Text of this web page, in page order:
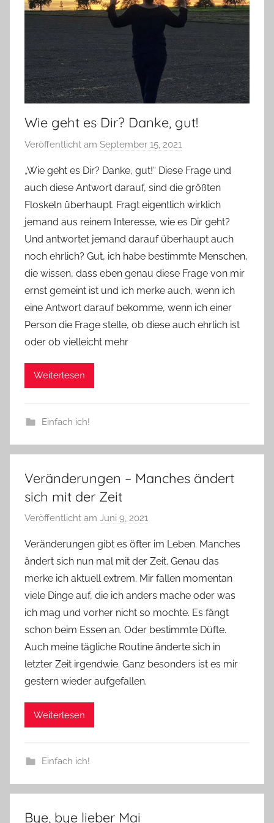
Wie geht es Dir? Danke, gut!
Veröffentlicht am September 15, 2021
n
Y
v
o
n
n
e
„Wie geht es Dir? Danke, gut!“ Diese Frage und
auch diese Antwort darauf, sind die größten
Floskeln überhaupt. Fragt eigentlich wirklich
jemand aus reinem Interesse, wie es Dir geht?
Und antwortet jemand darauf überhaupt auch
noch ehrlich? Gut, ich habe bestimmte Menschen,
die wissen, dass eben genau diese Frage von mir
ernst gemeint ist und ich merke auch, wenn ich
eine Antwort darauf bekomme, wenn ich einer
Person die Frage stelle, ob diese auch ehrlich ist
oder ob vielleicht mehr
Weiterlesen
Einfach ich!
Veränderungen – Manches ändert
sich mit der Zeit
Veröffentlicht am Juni 9, 2021
n
Y
v
o
n
n
e
Veränderungen gibt es öfter im Leben. Manches
ändert sich nun mal mit der Zeit. Genau das
merke ich aktuell extrem. Mir fallen momentan
viele Dinge auf, die ich anders mache oder was
ich mag und vorher nicht so mochte. Es fängt
schon beim Essen an. Oder bestimmte Düfte.
Auch meine tägliche Routine änderte sich in
letzter Zeit irgendwie. Ganz besonders ist es mir
gestern wieder aufgefallen.
Weiterlesen
Einfach ich!
Bye, bye lieber Mai